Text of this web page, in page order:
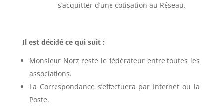
s’acquitter d’une cotisation au Réseau.
Il est décidé ce qui suit :
Monsieur Norz reste le fédérateur entre toutes les
associations.
La Correspondance s’effectuera par Internet ou la
Poste.